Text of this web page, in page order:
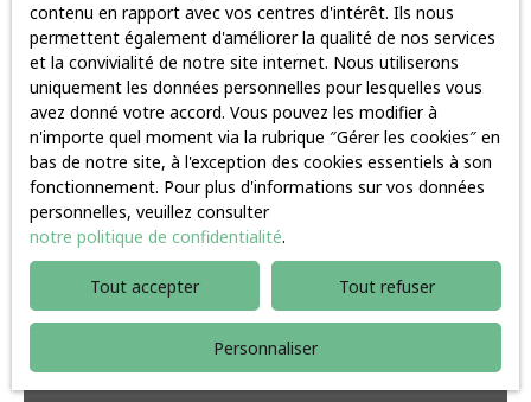
Pertinence
Trier par Créer une alerte
800 000€
A voir absolument
contenu en rapport avec vos centres d'intérêt. Ils nous
permettent également d'améliorer la qualité de nos services
et la convivialité de notre site internet. Nous utiliserons
uniquement les données personnelles pour lesquelles vous
avez donné votre accord. Vous pouvez les modifier à
n'importe quel moment via la rubrique ″Gérer les cookies″ en
bas de notre site, à l'exception des cookies essentiels à son
fonctionnement. Pour plus d'informations sur vos données
personnelles, veuillez consulter
notre politique de confidentialité.
Tout accepter Tout refuser
Personnaliser